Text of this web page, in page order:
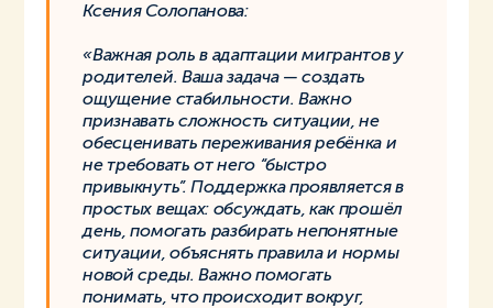
Ксения Солопанова:
«Важная роль в адаптации мигрантов у
родителей. Ваша задача — создать
ощущение стабильности. Важно
признавать сложность ситуации, не
обесценивать переживания ребёнка и
не требовать от него “быстро
привыкнуть”. Поддержка проявляется в
простых вещах: обсуждать, как прошёл
день, помогать разбирать непонятные
ситуации, объяснять правила и нормы
новой среды. Важно помогать
понимать, что происходит вокруг,